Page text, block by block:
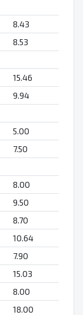
8.43
8.53
15.46
9.94
5.00
7.50
8.00
9.50
8.70
10.64
7.90
15.03
8.00
18.00